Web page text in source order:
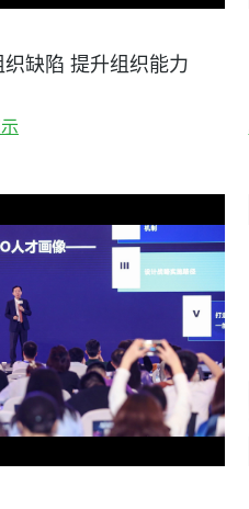
缺陷 提升组织能力